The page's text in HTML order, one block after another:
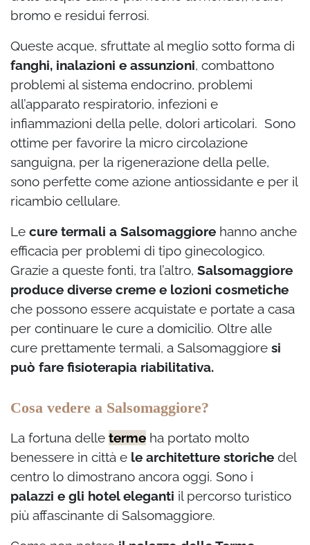
bromo e residui ferrosi.
Queste acque, sfruttate al meglio sotto forma di
fanghi, inalazioni e assunzioni, combattono
problemi al sistema endocrino, problemi
all’apparato respiratorio, infezioni e
infiammazioni della pelle, dolori articolari. Sono
ottime per favorire la micro circolazione
sanguigna, per la rigenerazione della pelle,
sono perfette come azione antiossidante e per il
ricambio cellulare.
Le cure termali a Salsomaggiore hanno anche
efficacia per problemi di tipo ginecologico.
Grazie a queste fonti, tra l’altro, Salsomaggiore
produce diverse creme e lozioni cosmetiche
che possono essere acquistate e portate a casa
per continuare le cure a domicilio. Oltre alle
cure prettamente termali, a Salsomaggiore si
può fare fisioterapia riabilitativa.
Cosa vedere a Salsomaggiore?
La fortuna delle terme ha portato molto
benessere in città e le architetture storiche del
centro lo dimostrano ancora oggi. Sono i
palazzi e gli hotel eleganti il percorso turistico
più affascinante di Salsomaggiore.